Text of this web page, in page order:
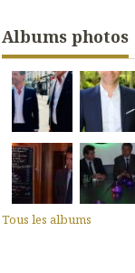
Albums photos
Tous les albums